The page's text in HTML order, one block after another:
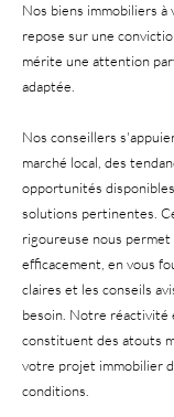
Nos biens immobiliers à
repose sur une
mérite une attention
adaptée.
Nos conseillers
marché local, des
opportunités
solutions pertinentes.
rigoureuse nous permet
efficacement, en vous
claires et les conseils
besoin. Notre
constituent des atouts
votre projet immobilier
conditions.